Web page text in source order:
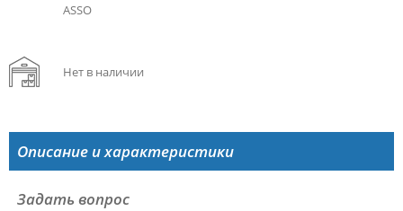
ASSO
Нет в наличии
Описание и характеристики
Задать вопрос